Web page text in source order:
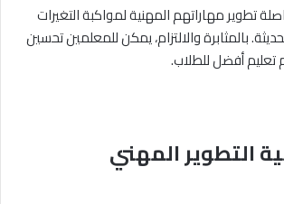
تطوير مهاراتهم المهنية لمواكبة التغيرات
بالمثابرة والالتزام، يمكن للمعلمين تحسين
تعليم أفضل للطلاب.
التطوير المهني